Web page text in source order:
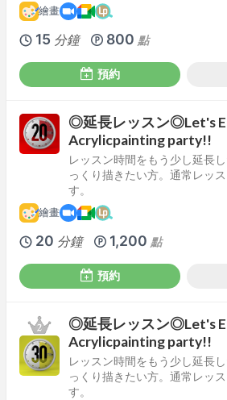
繪畫
15 分鐘 800 點
預約
◎延長レッスン◎Let's
Acrylicpainting party!!
レッスン時間をもう少し延長
っくり描きたい方。通常レッ
す。
繪畫
20 分鐘 1,200 點
預約
◎延長レッスン◎Let's
Acrylicpainting party!!
レッスン時間をもう少し延長
っくり描きたい方。通常レッ
す。